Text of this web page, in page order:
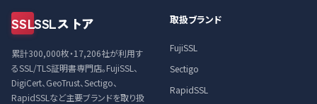
SSLSSLストア
累計300,000枚・17,206社が利用す
るSSL/TLS証明書専門店。FujiSSL、
DigiCert、GeoTrust、Sectigo、
RapidSSLなど主要ブランドを取り扱
取扱ブランド
FujiSSL
Sectigo
RapidSSL